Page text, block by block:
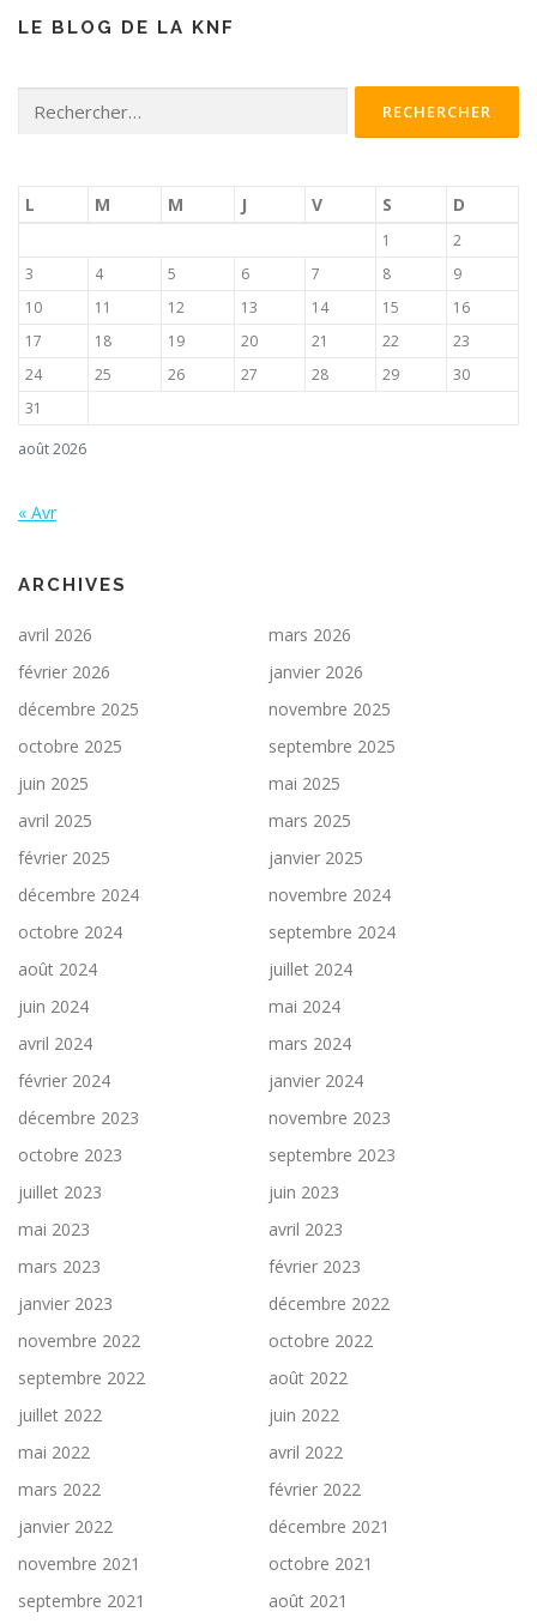
LE BLOG DE LA KNF
août 2026
L M M J V S D
1
2
3
4 5 6 7 8
9
10
11 12 13 14 15
16
17
18 19 20 21 22
23
24
25 26 27 28 29
30
31
« Avr
ARCHIVES
avril 2026
mars 2026
février 2026
janvier 2026
décembre 2025
novembre 2025
octobre 2025
septembre 2025
juin 2025
mai 2025
avril 2025
mars 2025
février 2025
janvier 2025
décembre 2024
novembre 2024
octobre 2024
septembre 2024
août 2024
juillet 2024
juin 2024
mai 2024
avril 2024
mars 2024
février 2024
janvier 2024
décembre 2023
novembre 2023
octobre 2023
septembre 2023
juillet 2023
juin 2023
mai 2023
avril 2023
mars 2023
février 2023
janvier 2023
décembre 2022
novembre 2022
octobre 2022
septembre 2022
août 2022
juillet 2022
juin 2022
mai 2022
avril 2022
mars 2022
février 2022
janvier 2022
décembre 2021
novembre 2021
octobre 2021
septembre 2021
août 2021